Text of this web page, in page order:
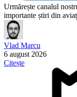
Urmărește canalul
importante știri din
Vlad Marcu
6 august 2026
Citește